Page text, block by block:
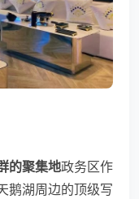
的聚集地政务区作
鹅湖周边的顶级写